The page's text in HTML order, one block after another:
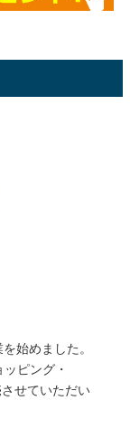
始めました。
ピング・
せていただい